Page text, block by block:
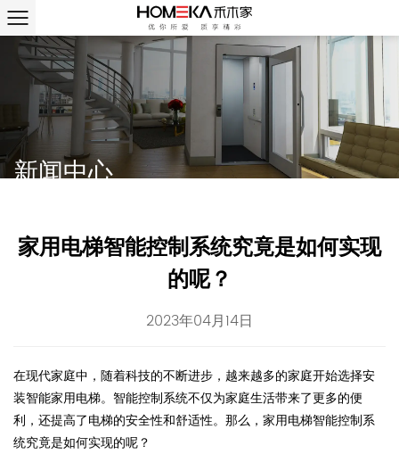
新闻中心
家用电梯智能控制系统究竟是如何实现
的呢？
2023年04月14日
在现代家庭中，随着科技的不断进步，越来越多的家庭开始选择安
装智能家用电梯。智能控制系统不仅为家庭生活带来了更多的便
利，还提高了电梯的安全性和舒适性。那么，家用电梯智能控制系
统究竟是如何实现的呢？